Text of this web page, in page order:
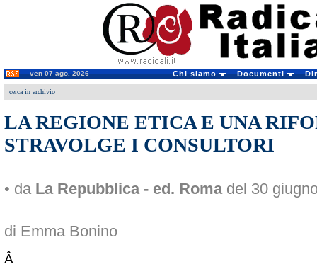
ven 07 ago. 2026 Chi siamo Documenti
cerca in archivio
LA REGIONE ETICA E UNA
STRAVOLGE I CONSULTORI
• da La Repubblica - ed. Romadel 30
di Emma Bonino
Â